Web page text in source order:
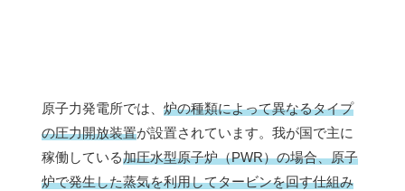
原子力発電所では、 炉の種類によって異なるタイプ
の圧力開放装置が設置されています。我が国で主に
稼働している加圧水型原子炉（PWR）の場合、原子
炉で発生した蒸気を利用してタービンを回す仕組み